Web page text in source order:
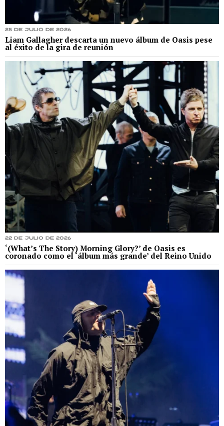
25 de julio de 2026
Liam Gallagher descarta un nuevo álbum de Oasis pese
al éxito de la gira de reunión
22 de julio de 2026
‘(What’s The Story) Morning Glory?’ de Oasis es
coronado como el ‘álbum más grande’ del Reino Unido